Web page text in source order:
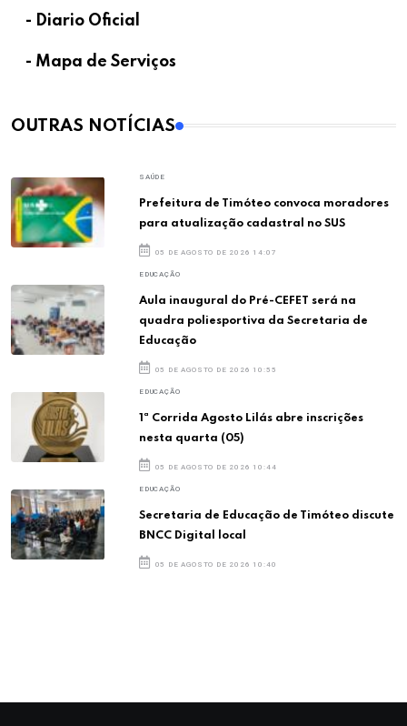
- Diario Oficial
- Mapa de Serviços
OUTRAS NOTÍCIAS
SAÚDE
Prefeitura de Timóteo convoca moradores
para atualização cadastral no SUS
05 DE AGOSTO DE 2026 14:07
EDUCAÇÃO
Aula inaugural do Pré-CEFET será na
quadra poliesportiva da Secretaria de
Educação
05 DE AGOSTO DE 2026 10:55
EDUCAÇÃO
1ª Corrida Agosto Lilás abre inscrições
nesta quarta (05)
05 DE AGOSTO DE 2026 10:44
EDUCAÇÃO
Secretaria de Educação de Timóteo discute
BNCC Digital local
05 DE AGOSTO DE 2026 10:40